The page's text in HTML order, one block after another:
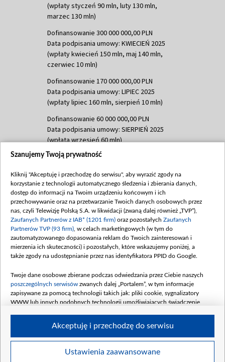
(wpłaty styczeń 90 mln, luty 130 mln,
marzec 130 mln)
Dofinansowanie 300 000 000,00 PLN
Data podpisania umowy: KWIECIEŃ 2025
(wpłaty kwiecień 150 mln, maj 140 mln,
czerwiec 10 mln)
Dofinansowanie 170 000 000,00 PLN
Data podpisania umowy: LIPIEC 2025
(wpłaty lipiec 160 mln, sierpień 10 mln)
Dofinansowanie 60 000 000,00 PLN
Data podpisania umowy: SIERPIEŃ 2025
(wpłata wrzesień 60 mln)
Dofinansowanie 635 783 051,21 PLN
(wpłata wrzesień 100 mln, październik 350
mln, listopad 265 mln)
Dofinansowanie 48 862 000,00 PLN
Data podpisania umowy: GRUDZIEŃ 2025
(wpłata grudzień 60,548 mln)
Dofinansowanie 900 000 000,00 PLN
Data podpisania umowy: LUTY 2026 (wpłata
kwiecień 180 mln, 7 maja 180 mln, 8
czerwca 90 mln)
Dofinansowanie 250 000 000,00 PLN
4 sierpnia 250 mln
Szanujemy Twoją prywatność
Kliknij "Akceptuję i przechodzę do serwisu", aby wyrazić zgody na
korzystanie z technologii automatycznego śledzenia i zbierania danych,
dostęp do informacji na Twoim urządzeniu końcowym i ich
przechowywanie oraz na przetwarzanie Twoich danych osobowych przez
nas, czyli Telewizję Polską S.A. w likwidacji (zwaną dalej również „TVP”),
Zaufanych Partnerów z IAB* (1201 firm) oraz pozostałych Zaufanych
Partnerów TVP (93 firm) , w celach marketingowych (w tym do
zautomatyzowanego dopasowania reklam do Twoich zainteresowań i
mierzenia ich skuteczności) i pozostałych, które wskazujemy poniżej, a
także zgody na udostępnianie przez nas identyfikatora PPID do Google.
Twoje dane osobowe zbierane podczas odwiedzania przez Ciebie naszych
poszczególnych serwisów zwanych dalej „Portalem”, w tym informacje
zapisywane za pomocą technologii takich jak: pliki cookie, sygnalizatory
WWW lub innych podobnych technologii umożliwiających świadczenie
Twoje dane osobowe zbierane podczas odwiedzania przez Ciebie
Ustawienia zaawansowane
Akceptuję i przechodzę do serwisu